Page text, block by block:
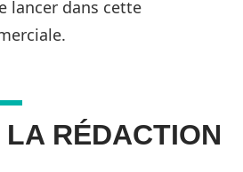
lancer dans cette
RÉDACTION